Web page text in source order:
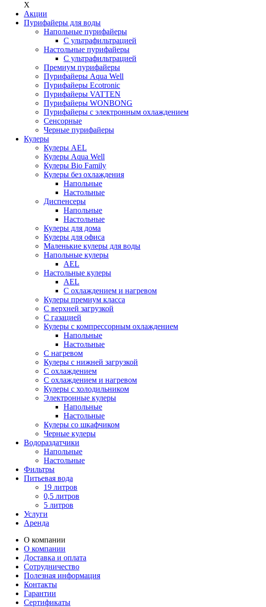
X
Акции
Пурифайеры для воды
Напольные пурифайеры
С ультрафильтрацией
Настольные пурифайеры
С ультрафильтрацией
Премиум пурифайеры
Пурифайеры Aqua Well
Пурифайеры Ecotronic
Пурифайеры VATTEN
Пурифайеры WONBONG
Пурифайеры с электронным охлаждением
Сенсорные
Черные пурифайеры
Кулеры
Кулеры AEL
Кулеры Aqua Well
Кулеры Bio Family
Кулеры без охлаждения
Напольные
Настольные
Диспенсеры
Напольные
Настольные
Кулеры для дома
Кулеры для офиса
Маленькие кулеры для воды
Напольные кулеры
AEL
Настольные кулеры
AEL
С охлаждением и нагревом
Кулеры премиум класса
С верхней загрузкой
С газацией
Кулеры с компрессорным охлаждением
Напольные
Настольные
С нагревом
Кулеры с нижней загрузкой
С охлаждением
С охлаждением и нагревом
Кулеры с холодильником
Электронные кулеры
Напольные
Настольные
Кулеры со шкафчиком
Черные кулеры
Водораздатчики
Напольные
Настольные
Фильтры
Питьевая вода
19 литров
0,5 литров
5 литров
Услуги
Аренда
О компании
О компании
Доставка и оплата
Сотрудничество
Полезная информация
Контакты
Гарантии
Сертификаты